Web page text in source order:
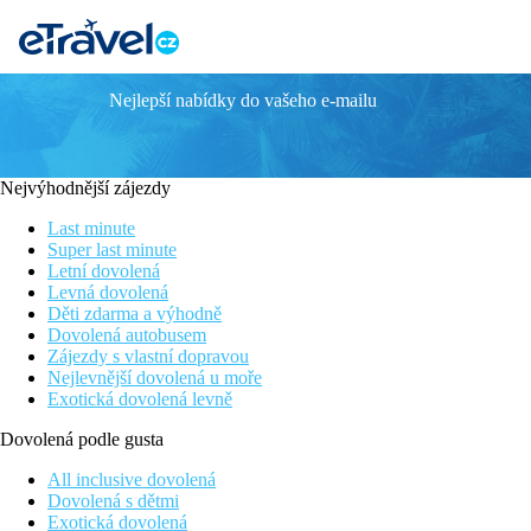
DINAROBIN BEACHCOMBER GOLF
V klidném prostředí na jihozápadním pobřeží ostrova vedle
Vybavení
Vstupní hala s recepcí, WiFi v lobby zdarma, 4 restaurace
velký bazén a 5 menších bazénů, které jsou situovány mezi
Pokoje
Junior suite:koupelna/WC (vana, vysoušeč vlasů),
Ostatní typy pokojů
Junior suite, beach front:
Nejlepší nabídky do vašeho e-mailu
Nejvýhodnější zájezdy
Last minute
Super last minute
Letní dovolená
Levná dovolená
Děti zdarma a výhodně
Dovolená autobusem
Zájezdy s vlastní dopravou
Nejlevnější dovolená u moře
Exotická dovolená levně
Dovolená podle gusta
All inclusive dovolená
Dovolená s dětmi
Exotická dovolená